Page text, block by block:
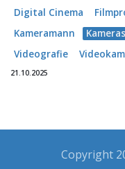
Digital Cinema
Kameramann
Kameras
Videografie
21.10.2025
Copyright